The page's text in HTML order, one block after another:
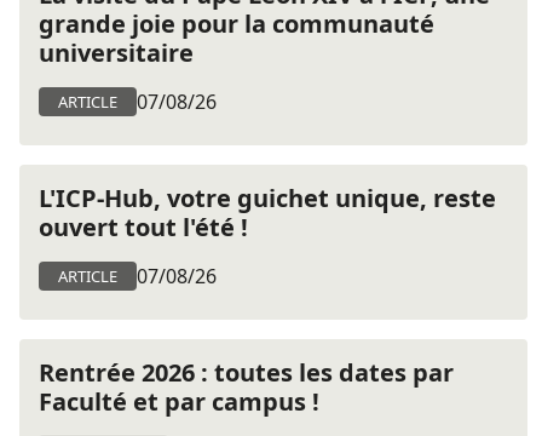
grande joie pour la communauté
universitaire
ARTICLE 07/08/26
L'ICP-Hub, votre guichet unique, reste
ouvert tout l'été !
ARTICLE 07/08/26
Rentrée 2026 : toutes les dates par
Faculté et par campus !